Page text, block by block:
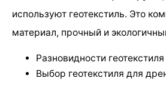
используют геотекстиль. Это
материал, прочный и
Разновидности геотекстиля
Выбор геотекстиля для